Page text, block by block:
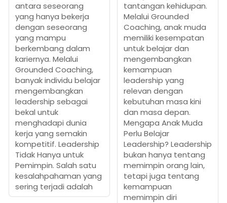
antara seseorang
yang hanya bekerja
dengan seseorang
yang mampu
berkembang dalam
kariernya. Melalui
Grounded Coaching,
banyak individu belajar
mengembangkan
leadership sebagai
bekal untuk
menghadapi dunia
kerja yang semakin
kompetitif. Leadership
Tidak Hanya untuk
Pemimpin. Salah satu
kesalahpahaman yang
sering terjadi adalah
tantangan kehidupan.
Melalui Grounded
Coaching, anak muda
memiliki kesempatan
untuk belajar dan
mengembangkan
kemampuan
leadership yang
relevan dengan
kebutuhan masa kini
dan masa depan.
Mengapa Anak Muda
Perlu Belajar
Leadership? Leadership
bukan hanya tentang
memimpin orang lain,
tetapi juga tentang
kemampuan
memimpin diri